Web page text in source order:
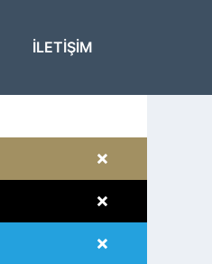
İLETIŞIM
×
×
×